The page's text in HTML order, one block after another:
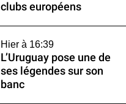
clubs européens
Hier à 16:39
L’Uruguay pose une de
ses légendes sur son
banc